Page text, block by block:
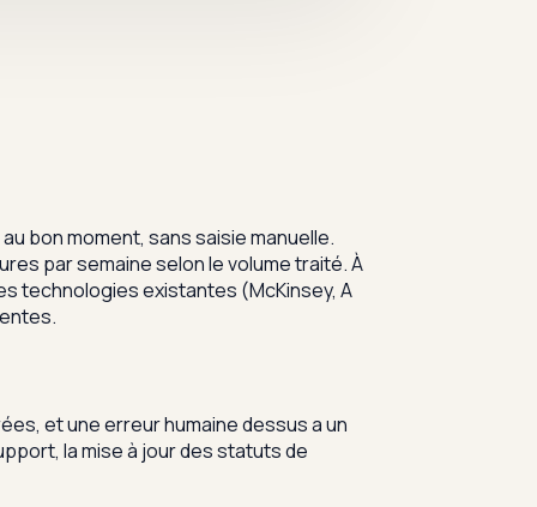
bon moment, sans saisie manuelle.
par semaine selon le volume traité. À
technologies existantes (McKinsey, A
et une erreur humaine dessus a un
la mise à jour des statuts de